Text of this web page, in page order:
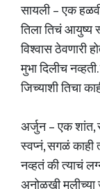
सायली – एक
तिला तिचं आयुष्य
विश्वास ठेवणारी
मुभा दिलीच
जिच्याशी तिचा
अर्जुन – एक शांत,
स्वप्नं, सगळं काही
नव्हतं की त्याचं